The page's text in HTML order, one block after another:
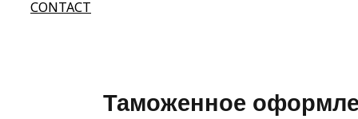
CONTACT
Таможенное